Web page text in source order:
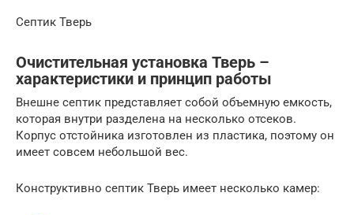
Септик Тверь
Очистительная установка Тверь –
характеристики и принцип работы
Внешне септик представляет собой объемную емкость,
которая внутри разделена на несколько отсеков.
Корпус отстойника изготовлен из пластика, поэтому он
имеет совсем небольшой вес.
Конструктивно септик Тверь имеет несколько камер: